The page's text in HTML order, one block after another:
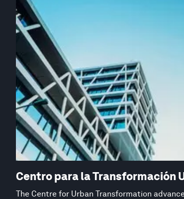
Centro para la Transformación
The Centre for Urban Transformation